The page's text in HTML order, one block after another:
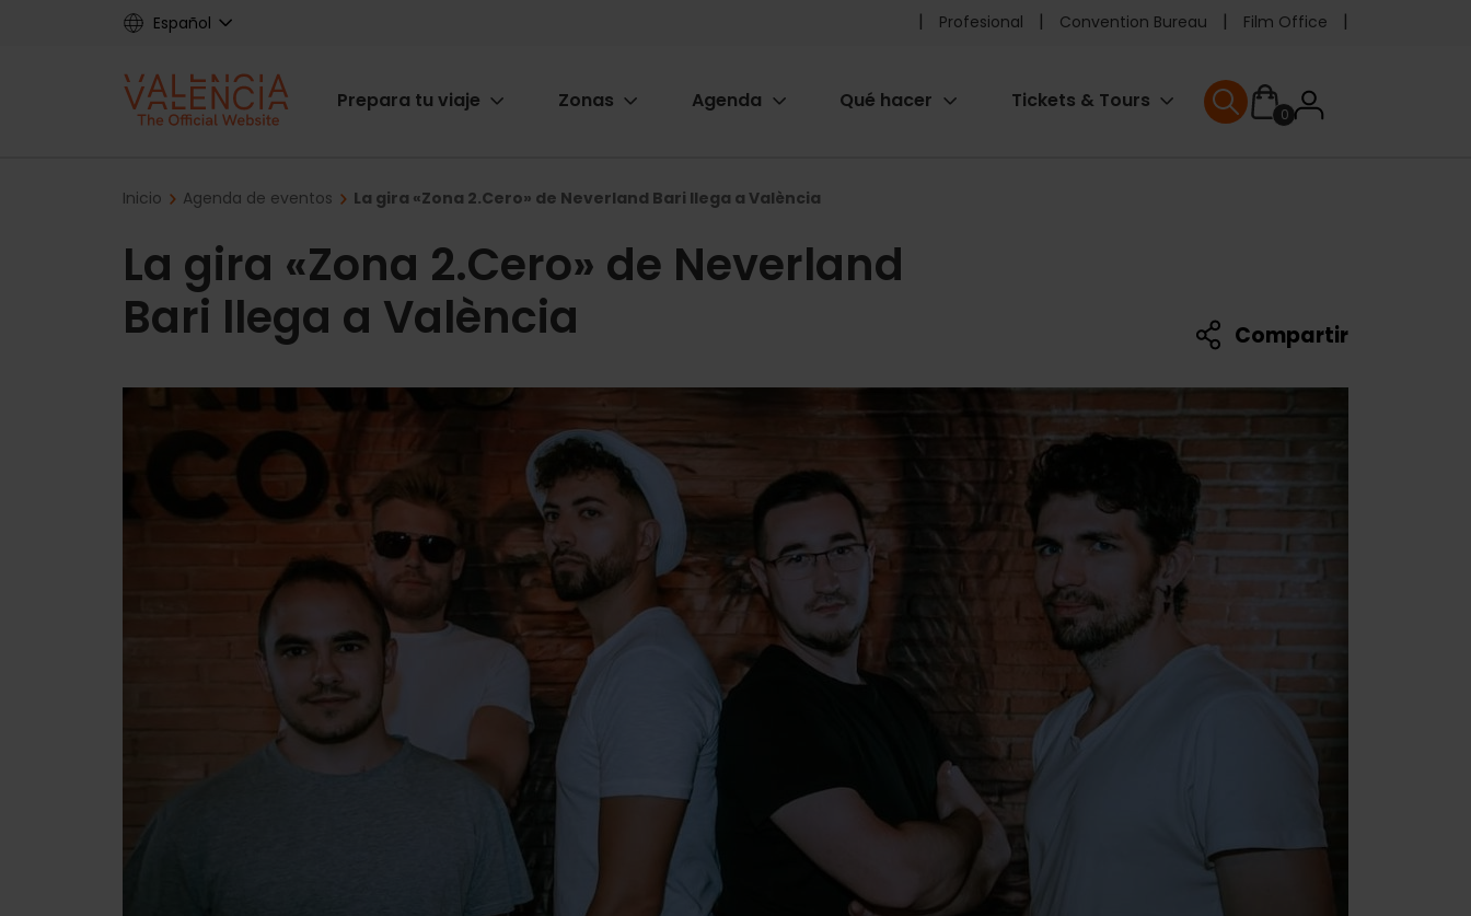
Español
Pre
header
Profesional Convention Bureau Film Office
Main
Prepara tu viaje Zonas Agenda Qué hacer Tickets & Tours
0User
User menu
Breadcrumb
Inicio Agenda de eventos La gira «Zona 2.Cero» de Neverland Bari llega a València
La gira «Zona 2.Cero» de Neverland
Bari llega a València
Compartir